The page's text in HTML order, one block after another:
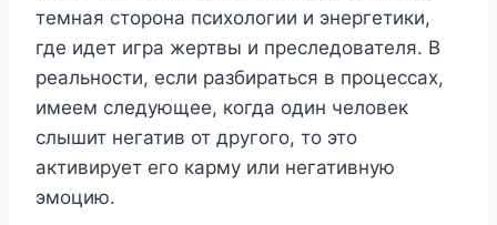
темная сторона психологии и энергетики,
где идет игра жертвы и преследователя. В
реальности, если разбираться в процессах,
имеем следующее, когда один человек
слышит негатив от другого, то это
активирует его карму или негативную
эмоцию.